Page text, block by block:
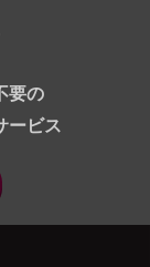
要の
ービス